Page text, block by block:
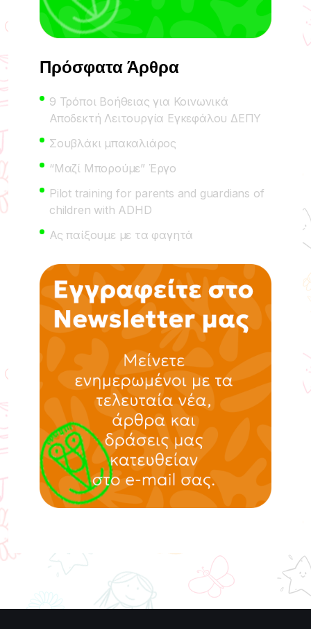
Πρόσφατα Άρθρα
9 Τρόποι Βοήθειας για Κοινωνικά
Αποδεκτή Λειτουργία Εγκεφάλου ΔΕΠΥ
Σουβλάκι μπακαλιάρος
“Μαζί Μπορούμε” Έργο
Pilot training for parents and guardians of
children with ADHD
Ας παίξουμε με τα φαγητά